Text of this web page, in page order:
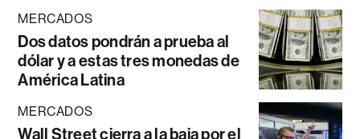
MERCADOS
Dos datos pondrán a prueba al
dólar y a estas tres monedas de
América Latina
MERCADOS
Wall Street cierra a la baja por el